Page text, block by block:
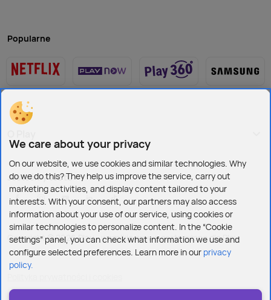
Popularne
Jesteśmy też tu:
Copyright © 2026 Play - wszelkie prawa zastrzeżone dla Play
Ustawienia plików cookies
We care about your privacy
On our website, we use cookies and similar technologies. Why
do we do this? They help us improve the service, carry out
marketing activities, and display content tailored to your
interests. With your consent, our partners may also access
information about your use of our service, using cookies or
similar technologies to personalize content. In the “Cookie
settings” panel, you can check what information we use and
configure selected preferences. Learn more in our privacy
policy.